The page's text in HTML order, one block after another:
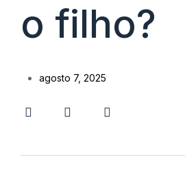
o filho?
agosto 7, 2025